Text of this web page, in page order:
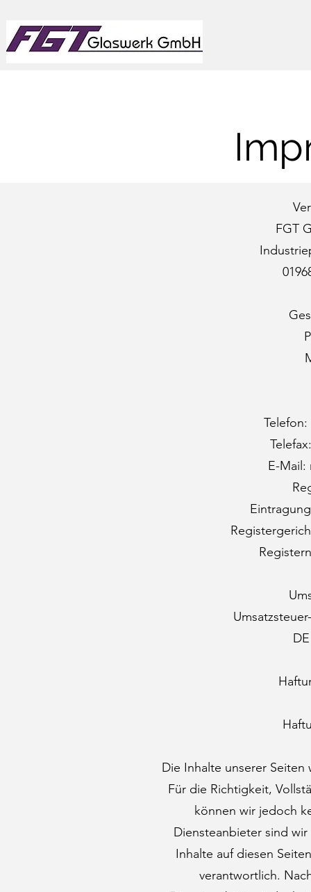
FGT
Telefon:
E-Mail:
Die Inhalte unserer
Für die Richtigkeit,
können wir jedoch
Diensteanbieter sind
Inhalte auf diesen
verantwortlich.